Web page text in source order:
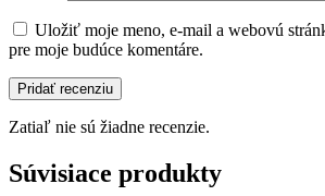
Uložiť moje meno, e-mail a webovú
pre moje budúce komentáre.
Zatiaľ nie sú žiadne recenzie.
Súvisiace produkty